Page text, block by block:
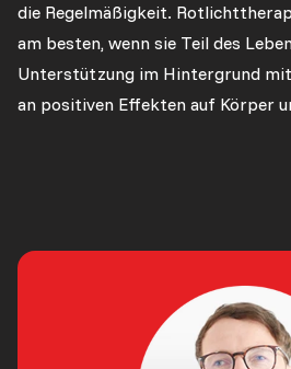
die Regelmäßigkeit.
am besten, wenn sie Teil des
Unterstützung im Hintergrund
an positiven Effekten auf Körper